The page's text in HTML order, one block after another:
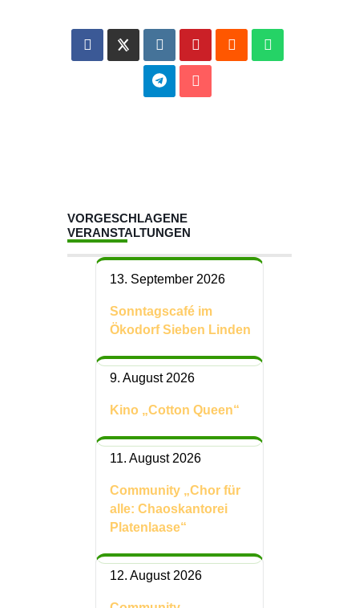
VORGESCHLAGENE
VERANSTALTUNGEN
13. September 2026
Sonntagscafé im
Ökodorf Sieben Linden
9. August 2026
Kino „Cotton Queen“
11. August 2026
Community „Chor für
alle: Chaoskantorei
Platenlaase“
12. August 2026